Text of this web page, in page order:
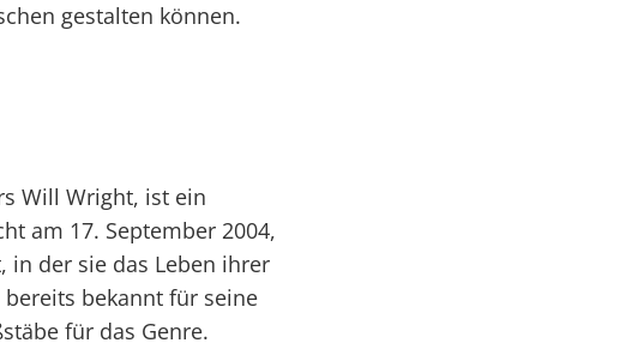
gestalten können.
Will Wright, ist ein
am 17. September 2004,
in der sie das Leben ihrer
bekannt für seine
für das Genre.